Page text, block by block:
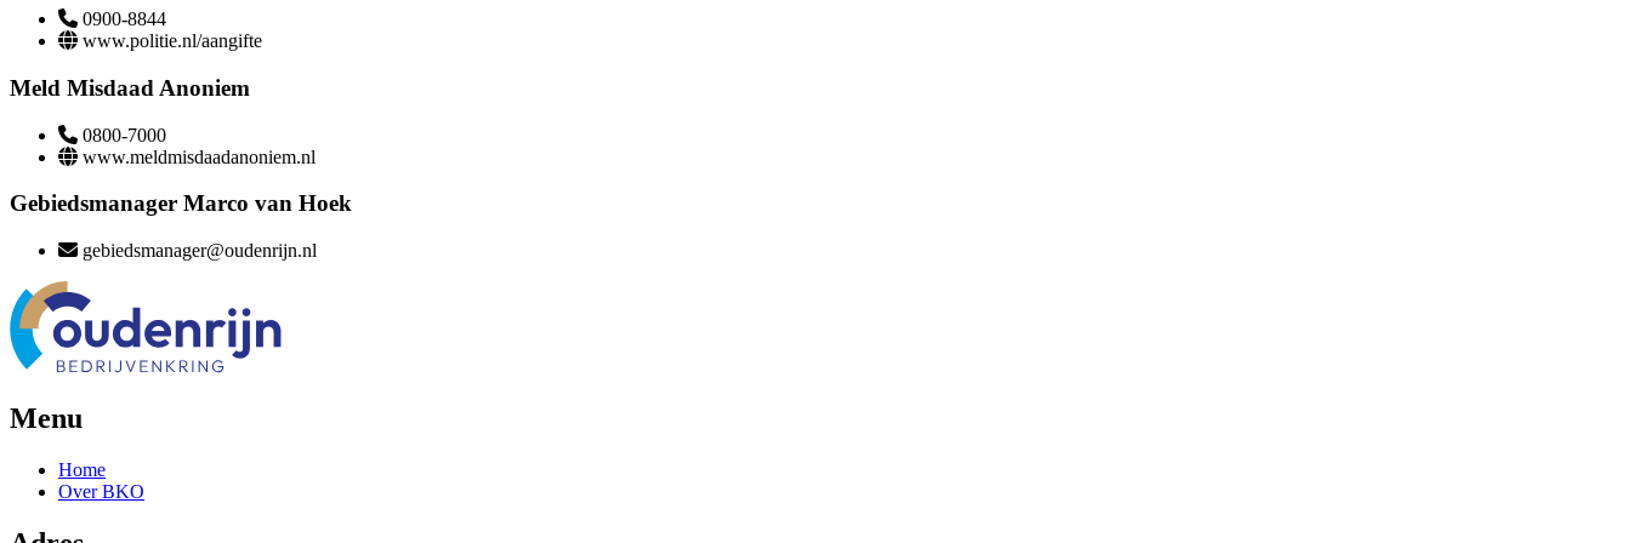
0900-8844
www.politie.nl/aangifte
Meld Misdaad Anoniem
0800-7000
www.meldmisdaadanoniem.nl
Gebiedsmanager Marco van Hoek
gebiedsmanager@oudenrijn.nl
Menu
Home
Over BKO